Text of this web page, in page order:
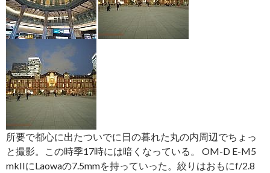
風
景
を
パ
ノ
ラ
マ
所要で都心に出たついでに日の暮れた丸の内周辺でちょっ
と撮影。この時季17時には暗くなっている。 OM-D E-M5
mkIIにLaowaの7.5mmを持っていった。絞りはおもにf/2.8